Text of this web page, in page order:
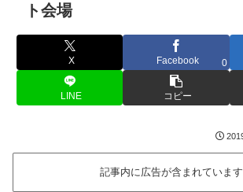
ト会場
X Facebook 0
LINE コピー
記事内に広告が含まれています